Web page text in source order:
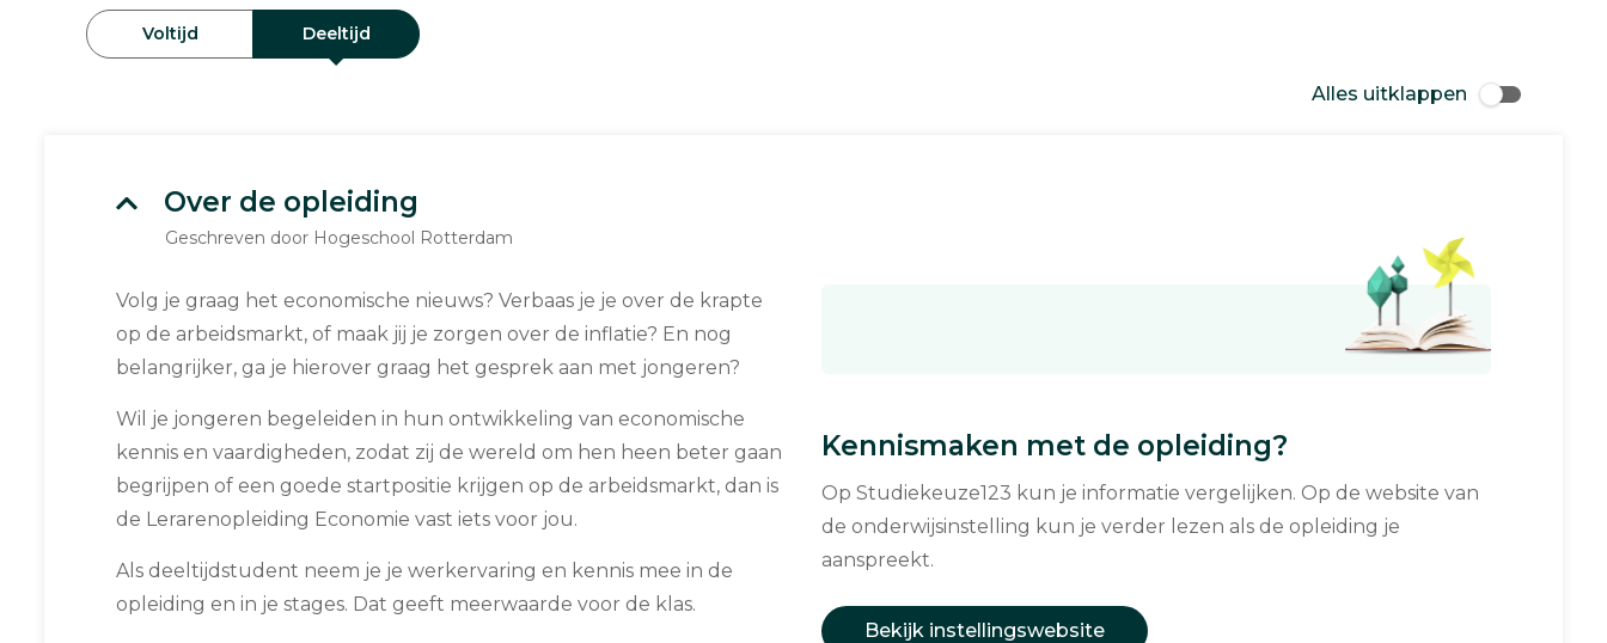
Voltijd Deeltijd
Alles uitklappen
Over de opleiding
Geschreven door Hogeschool Rotterdam
Volg je graag het economische nieuws? Verbaas je je over de krapte
op de arbeidsmarkt, of maak jij je zorgen over de inflatie? En nog
belangrijker, ga je hierover graag het gesprek aan met jongeren?
Wil je jongeren begeleiden in hun ontwikkeling van economische
kennis en vaardigheden, zodat zij de wereld om hen heen beter gaan
begrijpen of een goede startpositie krijgen op de arbeidsmarkt, dan is
de Lerarenopleiding Economie vast iets voor jou.
Als deeltijdstudent neem je je werkervaring en kennis mee in de
opleiding en in je stages. Dat geeft meerwaarde voor de klas.
Kennismaken met de opleiding?
Op Studiekeuze123 kun je informatie vergelijken. Op de website van
de onderwijsinstelling kun je verder lezen als de opleiding je
aanspreekt.
Bekijk instellingswebsite